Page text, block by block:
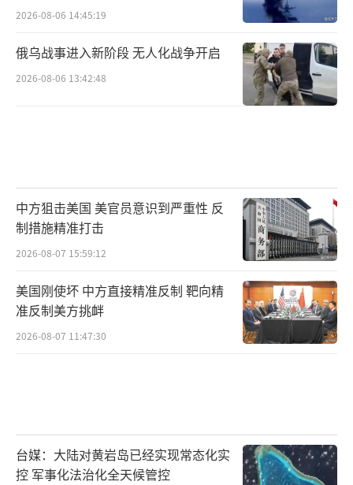
2026-08-06 14:45:19
俄乌战事进入新阶段 无人化战争开启
2026-08-06 13:42:48
中方狙击美国 美官员意识到严重性 反
制措施精准打击
2026-08-07 15:59:12
美国刚使坏 中方直接精准反制 靶向精
准反制美方挑衅
2026-08-07 11:47:30
台媒：大陆对黄岩岛已经实现常态化实
控 军事化法治化全天候管控